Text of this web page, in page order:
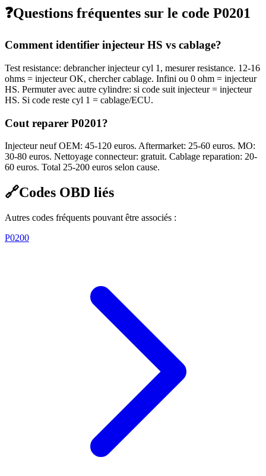
❓Questions fréquentes sur le code P0201
Comment identifier injecteur HS vs cablage?
Test resistance: debrancher injecteur cyl 1, mesurer resistance. 12-16
ohms = injecteur OK, chercher cablage. Infini ou 0 ohm = injecteur
HS. Permuter avec autre cylindre: si code suit injecteur = injecteur
HS. Si code reste cyl 1 = cablage/ECU.
Cout reparer P0201?
Injecteur neuf OEM: 45-120 euros. Aftermarket: 25-60 euros. MO:
30-80 euros. Nettoyage connecteur: gratuit. Cablage reparation: 20-
60 euros. Total 25-200 euros selon cause.
🔗Codes OBD liés
Autres codes fréquents pouvant être associés :
P0200